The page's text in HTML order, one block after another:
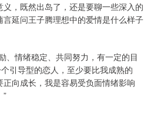
，既然出岛了，还是要聊一些深入的
延问王子腾理想中的爱情是什么样子
、情绪稳定、共同努力，有一定的目
引导型的恋人，至少要比我成熟的
向成长，我是容易受负面情绪影响
”